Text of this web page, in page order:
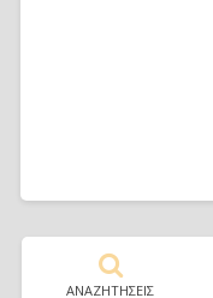
ΑΝΑΖΗΤΗΣΕΙΣ